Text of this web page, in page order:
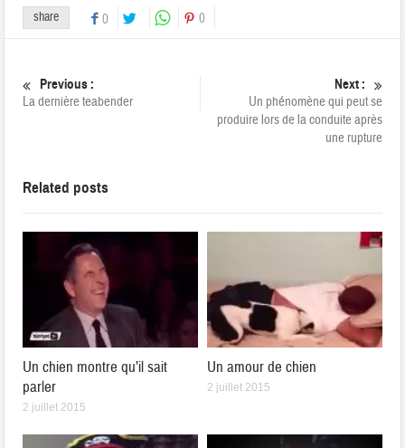
share 0 0
Previous :
La dernière teabender
Next :
Un phénomène qui peut se
produire lors de la conduite après
une rupture
Related posts
Un chien montre qu’il sait
parler
2 juillet 2015
Un amour de chien
2 juillet 2015